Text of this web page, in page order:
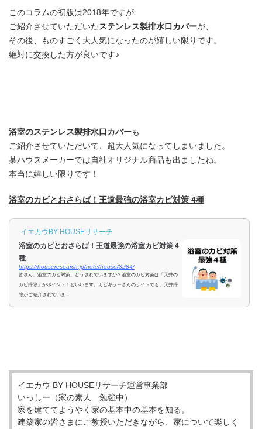
このコラムの初版は2018年ですが
ご紹介させていただいたステンレス製排水口カバーが、
その後、ものすごく大人気になったのが嬉しい限りです。
絶対に交換した方が良いです♪
浴室のステンレス製排水口カバーも
ご紹介させていただいて、超大人気になってしまいました。
某ハウスメーカーでは自社オリジナル商品も出ましたね。
本当に嬉しい限りです！
浴室のカビとおさらば！王道最強の浴室カビ対策 4種
イエカウBY HOUSEリサーチ
浴室のカビとおさらば！王道最強の浴室カビ対策 4
種
https://houseresearch.jp/note/house/3284/
皆さん、浴室のカビ対策、どうされていますか？浴室のカビ対策は「天井の
カビ掃除」がポイント！といいます。カビキラーさんのサイトでも、天井掃
除がご紹介されていま...
イエカウ BY HOUSEリサーチ運営事業部
いっしー（家の素人 勉強中）
家を建ててようやく家の基本中の基本を知る。
建築家の皆さまにご教授いただきながら、家について楽しく